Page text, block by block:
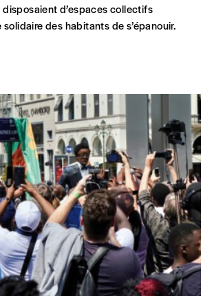
d’espaces collectifs
des habitants de s’épanouir.